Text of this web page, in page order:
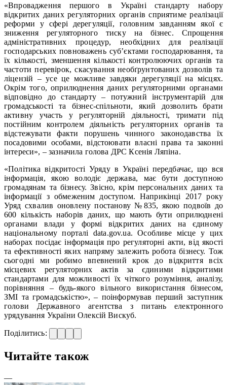
«Впровадження першого в Україні стандарту набору
відкритих даних регуляторних органів сприятиме реалізації
реформи у сфері дерегуляції, головним завданням якої є
зниження регуляторного тиску на бізнес. Спрощення
адміністративних процедур, необхідних для реалізації
господарських повноважень суб’єктами господарювання, та
їх кількості, зменшення кількості контролюючих органів та
частоти перевірок, скасування необґрунтованих дозволів та
ліцензій – усе це можливе завдяки дерегуляції на місцях.
Окрім того, оприлюднення даних регуляторними органами
відповідно до стандарту – потужний інструментарій для
громадськості та бізнес-спільноти, який дозволить брати
активну участь у регуляторній діяльності, тримати під
постійним контролем діяльність регуляторних органів та
відстежувати факти порушень чинного законодавства їх
посадовими особами, відстоювати власні права та законні
інтереси», – зазначила голова ДРС Ксенія Ляпіна.
«Політика відкритості Уряду в Україні передбачає, що вся
інформація, якою володіє держава, має бути доступною
громадянам та бізнесу. Звісно, крім персональних даних та
інформації з обмеженим доступом. Наприкінці 2017 року
Уряд схвалив оновлену постанову №835, якою подвоїв до
600 кількість наборів даних, що мають бути оприлюднені
органами влади у формі відкритих даних на єдиному
національному порталі data.gov.ua. Особливе місце у цих
наборах посідає інформація про регуляторні акти, від якості
та ефективності яких напряму залежить робота бізнесу. Тож
сьогодні ми робимо впевнений крок до відкриття всіх
місцевих регуляторних актів за єдиними відкритими
стандартами для можливості їх чіткого розуміння, аналізу,
порівняння – будь-якого вільного використання бізнесом,
ЗМІ та громадськістю», – поінформував перший заступник
голови Державного агентства з питань електронного
урядування України Олексій Вискуб.
Поділитись:
Читайте також
—